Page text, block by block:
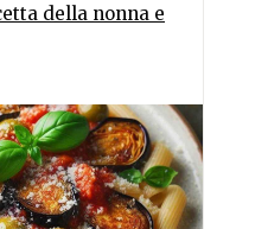
della nonna e